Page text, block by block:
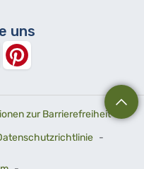
uns
zur Barrierefreiheit-
-